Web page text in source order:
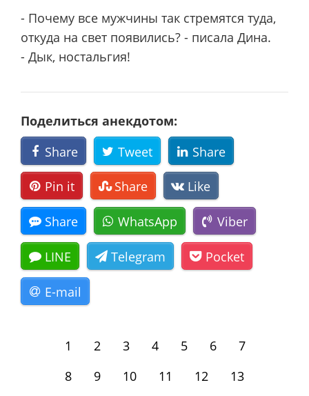
- Почему все мужчины так стремятся туда,
откуда на свет появились? - писала Дина.
- Дык, ностальгия!
Поделиться анекдотом:
Share
Tweet Share
Pin it Share Like
Share WhatsApp Viber
LINE Telegram Pocket
E-mail
1 2 3 4 5 6
7
8
9 10 11 12
13